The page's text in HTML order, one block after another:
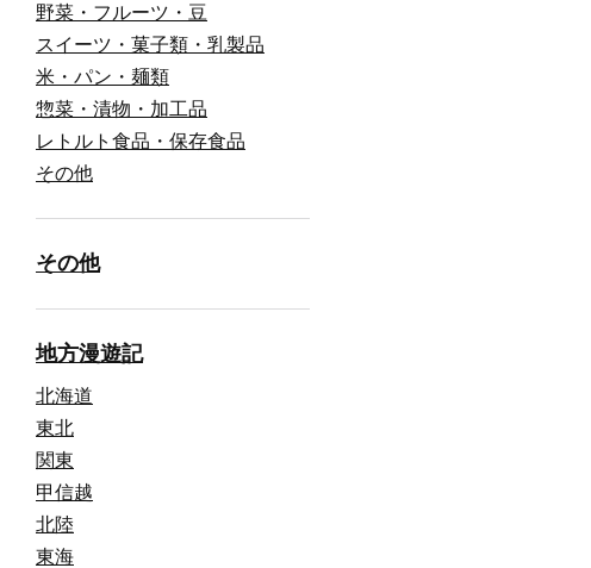
野菜・フルーツ・豆
スイーツ・菓子類・乳製品
米・パン・麺類
惣菜・漬物・加工品
レトルト食品・保存食品
その他
その他
地方漫遊記
北海道
東北
関東
甲信越
北陸
東海